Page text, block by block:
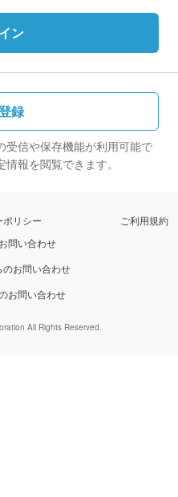
ン
録
受信や保存機能が利用可能で
情報を閲覧できます。
ポリシー
ご利用規約
問い合わせ
お問い合わせ
お問い合わせ
All Rights Reserved.